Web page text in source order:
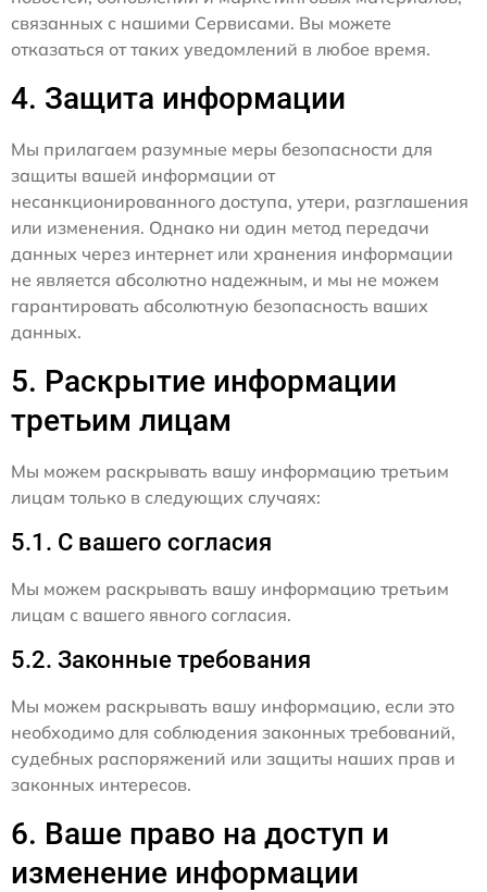
связанных с нашими Сервисами. Вы можете
отказаться от таких уведомлений в любое время.
4. Защита информации
Мы прилагаем разумные меры безопасности для
защиты вашей информации от
несанкционированного доступа, утери, разглашения
или изменения. Однако ни один метод передачи
данных через интернет или хранения информации
не является абсолютно надежным, и мы не можем
гарантировать абсолютную безопасность ваших
данных.
5. Раскрытие информации
третьим лицам
Мы можем раскрывать вашу информацию третьим
лицам только в следующих случаях:
5.1. С вашего согласия
Мы можем раскрывать вашу информацию третьим
лицам с вашего явного согласия.
5.2. Законные требования
Мы можем раскрывать вашу информацию, если это
необходимо для соблюдения законных требований,
судебных распоряжений или защиты наших прав и
законных интересов.
6. Ваше право на доступ и
изменение информации